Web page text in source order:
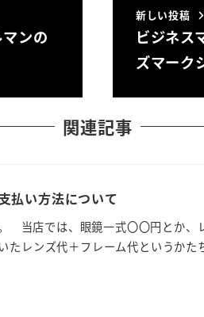
ンの
新しい投稿
ビジネス
ズマーク
関連記事
払い方法について
当店では、眼鏡一式〇〇円とか、
たレンズ代＋フレーム代というか